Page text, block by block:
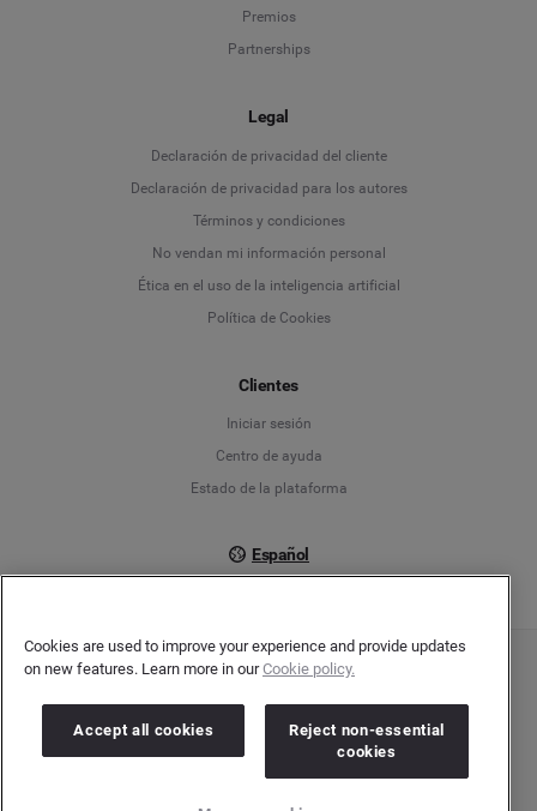
Premios
Partnerships
Legal
Declaración de privacidad del cliente
Declaración de privacidad para los autores
Términos y condiciones
No vendan mi información personal
Ética en el uso de la inteligencia artificial
Política de Cookies
Clientes
Iniciar sesión
Centro de ayuda
Estado de la plataforma
Español
Language
Deutsch
Copyright © 2026 Brandwatch. Todos los derechos reservados. Cision Group Ltd, 7th
Cookies are used to improve your experience and provide updates
on new features. Learn more in ourCookie policy.
Accept all cookies
Reject non-essential
cookies